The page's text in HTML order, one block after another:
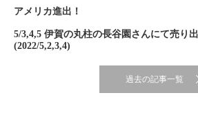
アメリカ進出！
5/3,4,5 伊賀の丸柱の長谷園さんにて売り
(2022/5,2,3,4)
過去の記事一覧